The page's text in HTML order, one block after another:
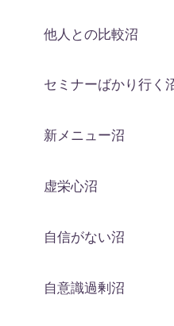
他人との比較沼
セミナーばかり行く
新メニュー沼
虚栄心沼
自信がない沼
自意識過剰沼